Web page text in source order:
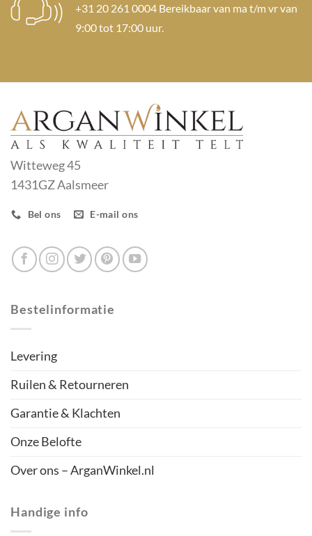
+31 20 261 0004 Bereikbaar van ma t/m vr van
9:00 tot 17:00 uur.
Witteweg 45
1431GZ Aalsmeer
Bel ons E-mail ons
Bestelinformatie
Levering
Ruilen & Retourneren
Garantie & Klachten
Onze Belofte
Over ons – ArganWinkel.nl
Handige info